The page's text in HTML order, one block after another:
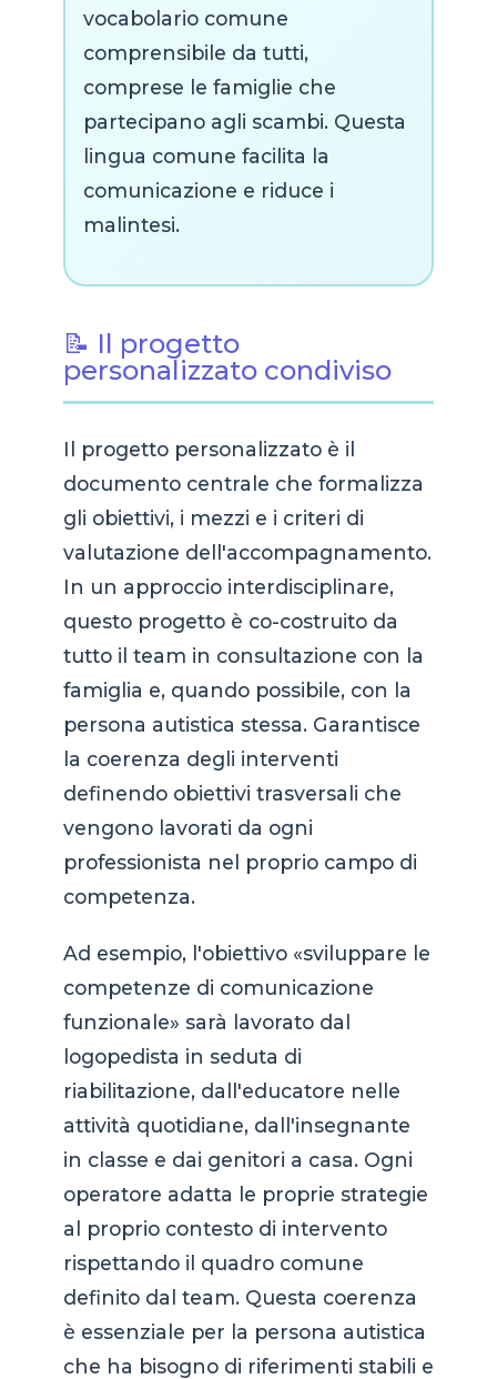
vocabolario comune
comprensibile da tutti,
comprese le famiglie che
partecipano agli scambi. Questa
lingua comune facilita la
comunicazione e riduce i
malintesi.
📝 Il progetto
personalizzato condiviso
Il progetto personalizzato è il
documento centrale che formalizza
gli obiettivi, i mezzi e i criteri di
valutazione dell'accompagnamento.
In un approccio interdisciplinare,
questo progetto è co-costruito da
tutto il team in consultazione con la
famiglia e, quando possibile, con la
persona autistica stessa. Garantisce
la coerenza degli interventi
definendo obiettivi trasversali che
vengono lavorati da ogni
professionista nel proprio campo di
competenza.
Ad esempio, l'obiettivo «sviluppare le
competenze di comunicazione
funzionale» sarà lavorato dal
logopedista in seduta di
riabilitazione, dall'educatore nelle
attività quotidiane, dall'insegnante
in classe e dai genitori a casa. Ogni
operatore adatta le proprie strategie
al proprio contesto di intervento
rispettando il quadro comune
definito dal team. Questa coerenza
è essenziale per la persona autistica
che ha bisogno di riferimenti stabili e